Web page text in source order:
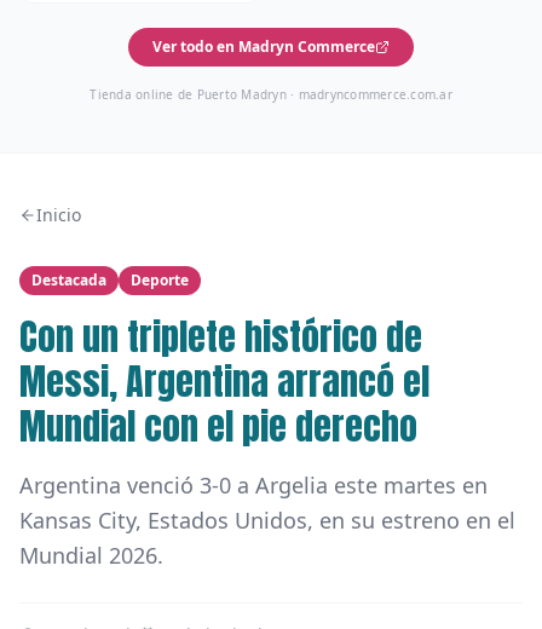
Ver todo en Madryn Commerce
Tienda online de Puerto Madryn · madryncommerce.com.ar
Inicio
Destacada Deporte
Con un triplete histórico de
Messi, Argentina arrancó el
Mundial con el pie derecho
Argentina venció 3-0 a Argelia este martes en
Kansas City, Estados Unidos, en su estreno en el
Mundial 2026.